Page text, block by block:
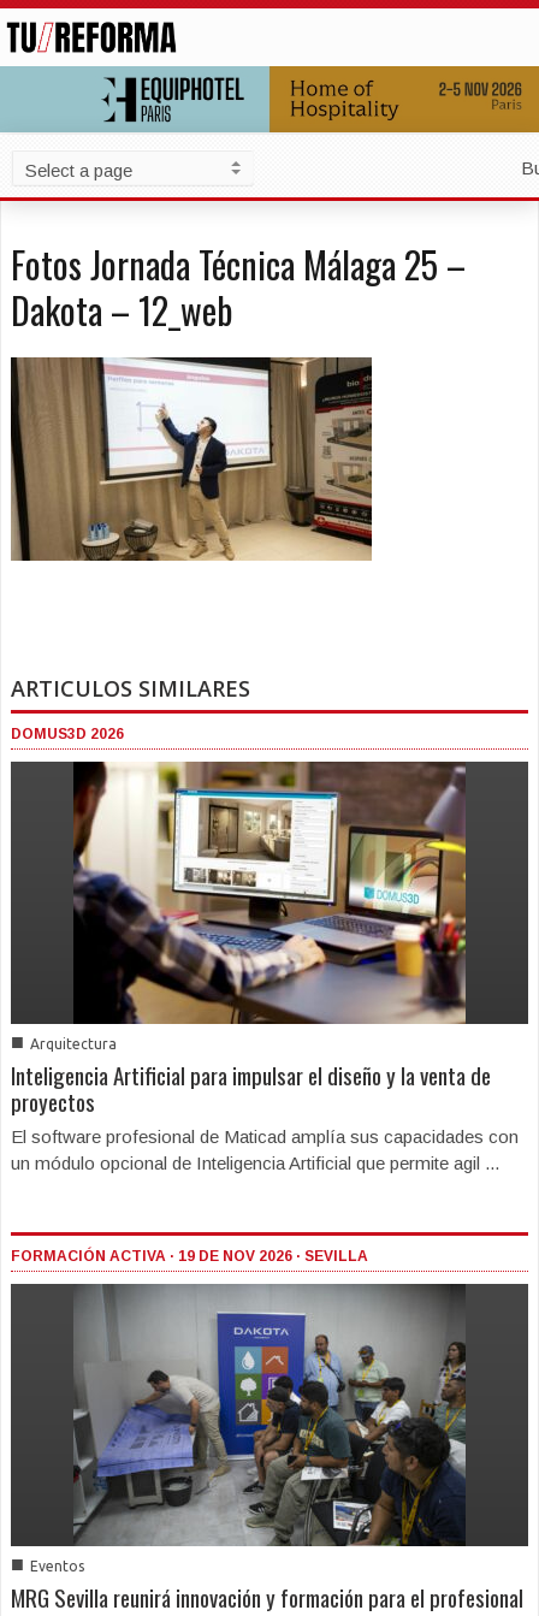
Fotos Jornada Técnica Málaga 25 –
Dakota – 12_web
ARTICULOS SIMILARES
DOMUS3D 2026
■ Arquitectura
Inteligencia Artificial para impulsar el diseño y la venta de
proyectos
El software profesional de Maticad amplía sus capacidades con
un módulo opcional de Inteligencia Artificial que permite agil ...
FORMACIÓN ACTIVA · 19 DE NOV 2026 · SEVILLA
■ Eventos
MRG Sevilla reunirá innovación y formación para el profesional